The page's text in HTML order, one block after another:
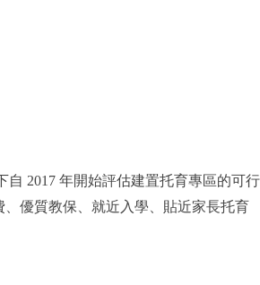
2017 年開始評估建置托育專區的可行
優質教保、就近入學、貼近家長托育